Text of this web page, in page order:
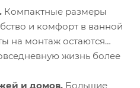
Компактные размеры
и комфорт в ванной
на монтаж остаются
жизнь более
и домов. Большие